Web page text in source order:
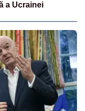
a Ucrainei